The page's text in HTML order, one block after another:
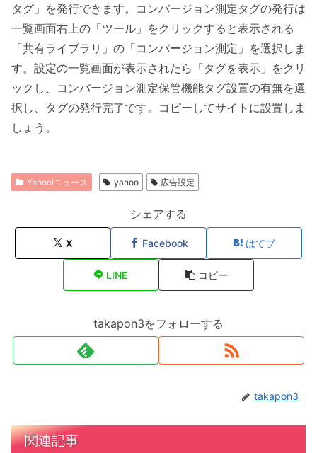
タグ」を発行できます。コンバージョン測定タグの発行は
一覧画面右上の「ツール」をクリックすると表示される
「共有ライブラリ」の「コンバージョン測定」を選択しま
す。設定の一覧画面が表示されたら「タグを表示」をクリ
ックし、コンバージョン測定保管機能タグ設置の有無を選
択し、タグの発行完了です。コピーしてサイトに設置しま
しょう。
Yahoo!ニュース yahoo 広告設定
シェアする
X Facebook はてブ
LINE コピー
takapon3をフォローする
takapon3
関連記事